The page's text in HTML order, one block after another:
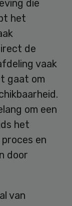
die
het
de
vaak
gaat om
om een
het
en
door
van